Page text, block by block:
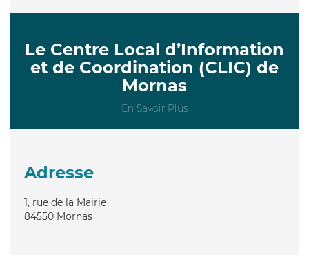
Le Centre Local d’Information
et de Coordination (CLIC) de
Mornas
En Savoir Plus
Adresse
1, rue de la Mairie
84550 Mornas